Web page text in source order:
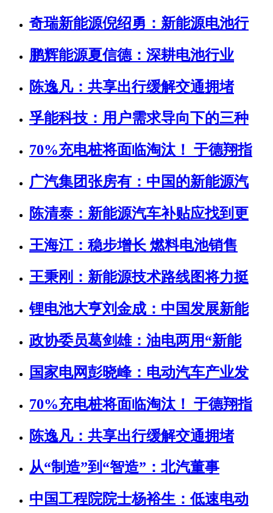
奇瑞新能源倪绍勇：新能源电池行
鹏辉能源夏信德：深耕电池行业
陈逸凡：共享出行缓解交通拥堵
孚能科技：用户需求导向下的三种
70%充电桩将面临淘汰！ 于德翔指
广汽集团张房有：中国的新能源汽
陈清泰：新能源汽车补贴应找到更
王海江：稳步增长 燃料电池销售
王秉刚：新能源技术路线图将力挺
锂电池大亨刘金成：中国发展新能
政协委员葛剑雄：油电两用“新能
国家电网彭晓峰：电动汽车产业发
70%充电桩将面临淘汰！ 于德翔指
陈逸凡：共享出行缓解交通拥堵
从“制造”到“智造”：北汽董事
中国工程院院士杨裕生：低速电动